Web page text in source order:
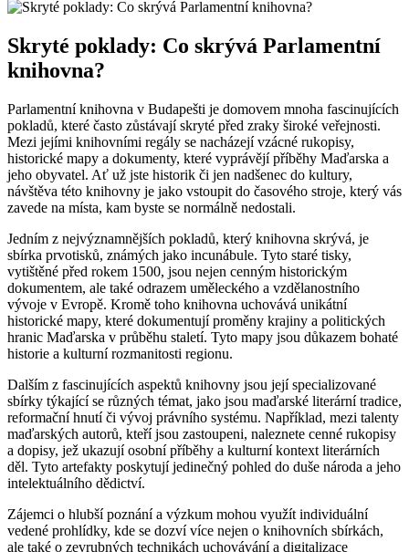
Skryté poklady: Co skrývá Parlamentní
knihovna?
Parlamentní knihovna v Budapešti je domovem mnoha fascinujících
pokladů, které často zůstávají skryté před zraky široké veřejnosti.
Mezi jejími knihovními regály se nacházejí vzácné rukopisy,
historické mapy a dokumenty, které vyprávějí příběhy Maďarska a
jeho obyvatel. Ať už jste historik či jen nadšenec do kultury,
návštěva této knihovny je jako vstoupit do časového stroje, který vás
zavede na místa, kam byste se normálně nedostali.
Jedním z nejvýznamnějších pokladů, který knihovna skrývá, je
sbírka prvotisků, známých jako incunábule. Tyto staré tisky,
vytištěné před rokem 1500, jsou nejen cenným historickým
dokumentem, ale také odrazem uměleckého a vzdělanostního
vývoje v Evropě. Kromě toho knihovna uchovává unikátní
historické mapy, které dokumentují proměny krajiny a politických
hranic Maďarska v průběhu staletí. Tyto mapy jsou důkazem bohaté
historie a kulturní rozmanitosti regionu.
Dalším z fascinujících aspektů knihovny jsou její specializované
sbírky týkající se různých témat, jako jsou maďarské literární tradice,
reformační hnutí či vývoj právního systému. Například, mezi talenty
maďarských autorů, kteří jsou zastoupeni, naleznete cenné rukopisy
a dopisy, jež ukazují osobní příběhy a kulturní kontext literárních
děl. Tyto artefakty poskytují jedinečný pohled do duše národa a jeho
intelektuálního dědictví.
Zájemci o hlubší poznání a výzkum mohou využít individuální
vedené prohlídky, kde se dozví více nejen o knihovních sbírkách,
ale také o zevrubných technikách uchovávání a digitalizace